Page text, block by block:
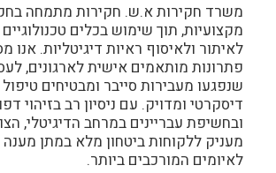
משרד חקירות א.ש. חקירות מתמחה
מקצועיות, תוך שימוש בכלים
לאיתור ולאיסוף ראיות דיגיטליות. אנו
פתרונות מותאמים אישית לארגונים,
שנפגעו מעבירות סייבר ומבטיחים
דיסקרטי ומדויק. עם ניסיון רב בזיהוי
ובחשיפת עבריינים במרחב הדיגיטלי,
מעניק ללקוחות ביטחון מלא במתן מענה
לאיומים המורכבים ביותר.